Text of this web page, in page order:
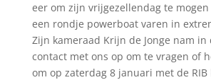
eer om zijn vrijgezellendag te
een rondje powerboat varen in
Zijn kameraad Krijn de Jonge nam in
contact met ons op om te vragen of
om op zaterdag 8 januari met de